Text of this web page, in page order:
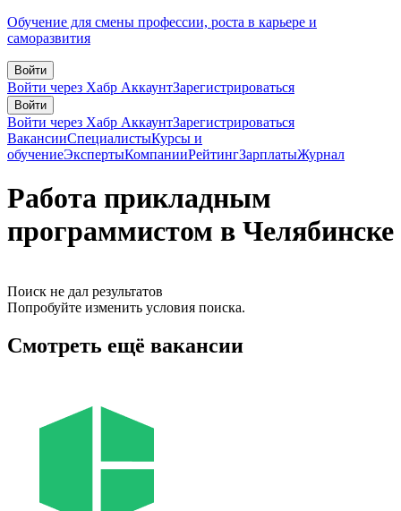
Обучение для смены профессии, роста в карьере и
саморазвития
Войти
Войти через Хабр АккаунтЗарегистрироваться
Войти
Войти через Хабр АккаунтЗарегистрироваться
ВакансииСпециалистыКурсы и
обучениеЭкспертыКомпанииРейтингЗарплатыЖурнал
Работа прикладным
программистом в Челябинске
Поиск не дал результатов
Попробуйте изменить условия поиска.
Смотреть ещё вакансии